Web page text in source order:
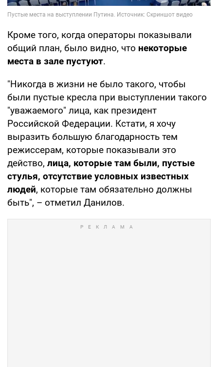
Кроме того, когда операторы показывали
общий план, было видно, что некоторые
места в зале пустуют.
"Никогда в жизни не было такого, чтобы
были пустые кресла при выступлении такого
"уважаемого" лица, как президент
Российской Федерации. Кстати, я хочу
выразить большую благодарность тем
режиссерам, которые показывали это
действо, лица, которые там были, пустые
стулья, отсутствие условных известных
людей, которые там обязательно должны
быть", – отметил Данилов.